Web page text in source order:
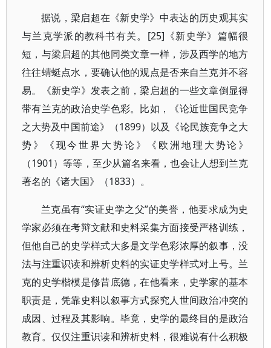
据说，梁启超在《新史学》中表达的历史观其实
与兰克学派的教科书有关。[25]《新史学》篇幅很
短，与梁启超的其他同类文章一样，涉及西学的地方
往往蜻蜓点水，要确认他的观点是否来自兰克并不容
易。《新史学》发表之前，梁启超的一些文章倒显得
带有兰克的政治史学色彩。比如，《论近世国民竞争
之大势及中国前途》（1899）以及《论民族竞争之大
势》《现今世界大势论》《欧洲地理大势论》
（1901）等等，至少从篇名来看，也会让人想到兰克
著名的《诸大国》（1833）。
兰克虽有“实证史学之父”的美誉，他要求成为史
学家必须在考辩文献和史料采集方面接受严格训练，
但他自己的史学样式大多是文学色彩浓厚的叙事，没
法与注重识读和辨析史料的实证史学样式对上号。兰
克的史学楷模是修昔底德，在他看来，史学家的基本
职责是，凭靠史料以叙事方式探究人世间政治冲突的
成因、过程及其影响。毕竟，史学的最终目的是政治
教育。仅仅注重识读和辨析史料，很难说有什么积极